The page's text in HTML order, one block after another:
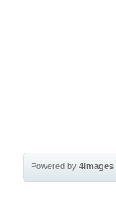
Powered by4images